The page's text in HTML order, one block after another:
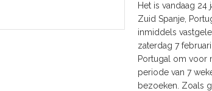
Het is vandaag
Zuid Spanje,
inmiddels
zaterdag 7
Portugal om voor
periode van 7
bezoeken. Zoals